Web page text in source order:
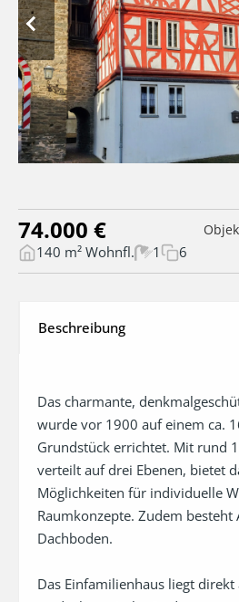
74.000 €
140 m² Wohnfl. 1 6
Beschreibung
Das charmante,
wurde vor 1900 auf einem ca.
Grundstück errichtet. Mit rund
verteilt auf drei Ebenen, bietet
Möglichkeiten für individuelle
Raumkonzepte. Zudem besteht
Dachboden.
Das Einfamilienhaus liegt